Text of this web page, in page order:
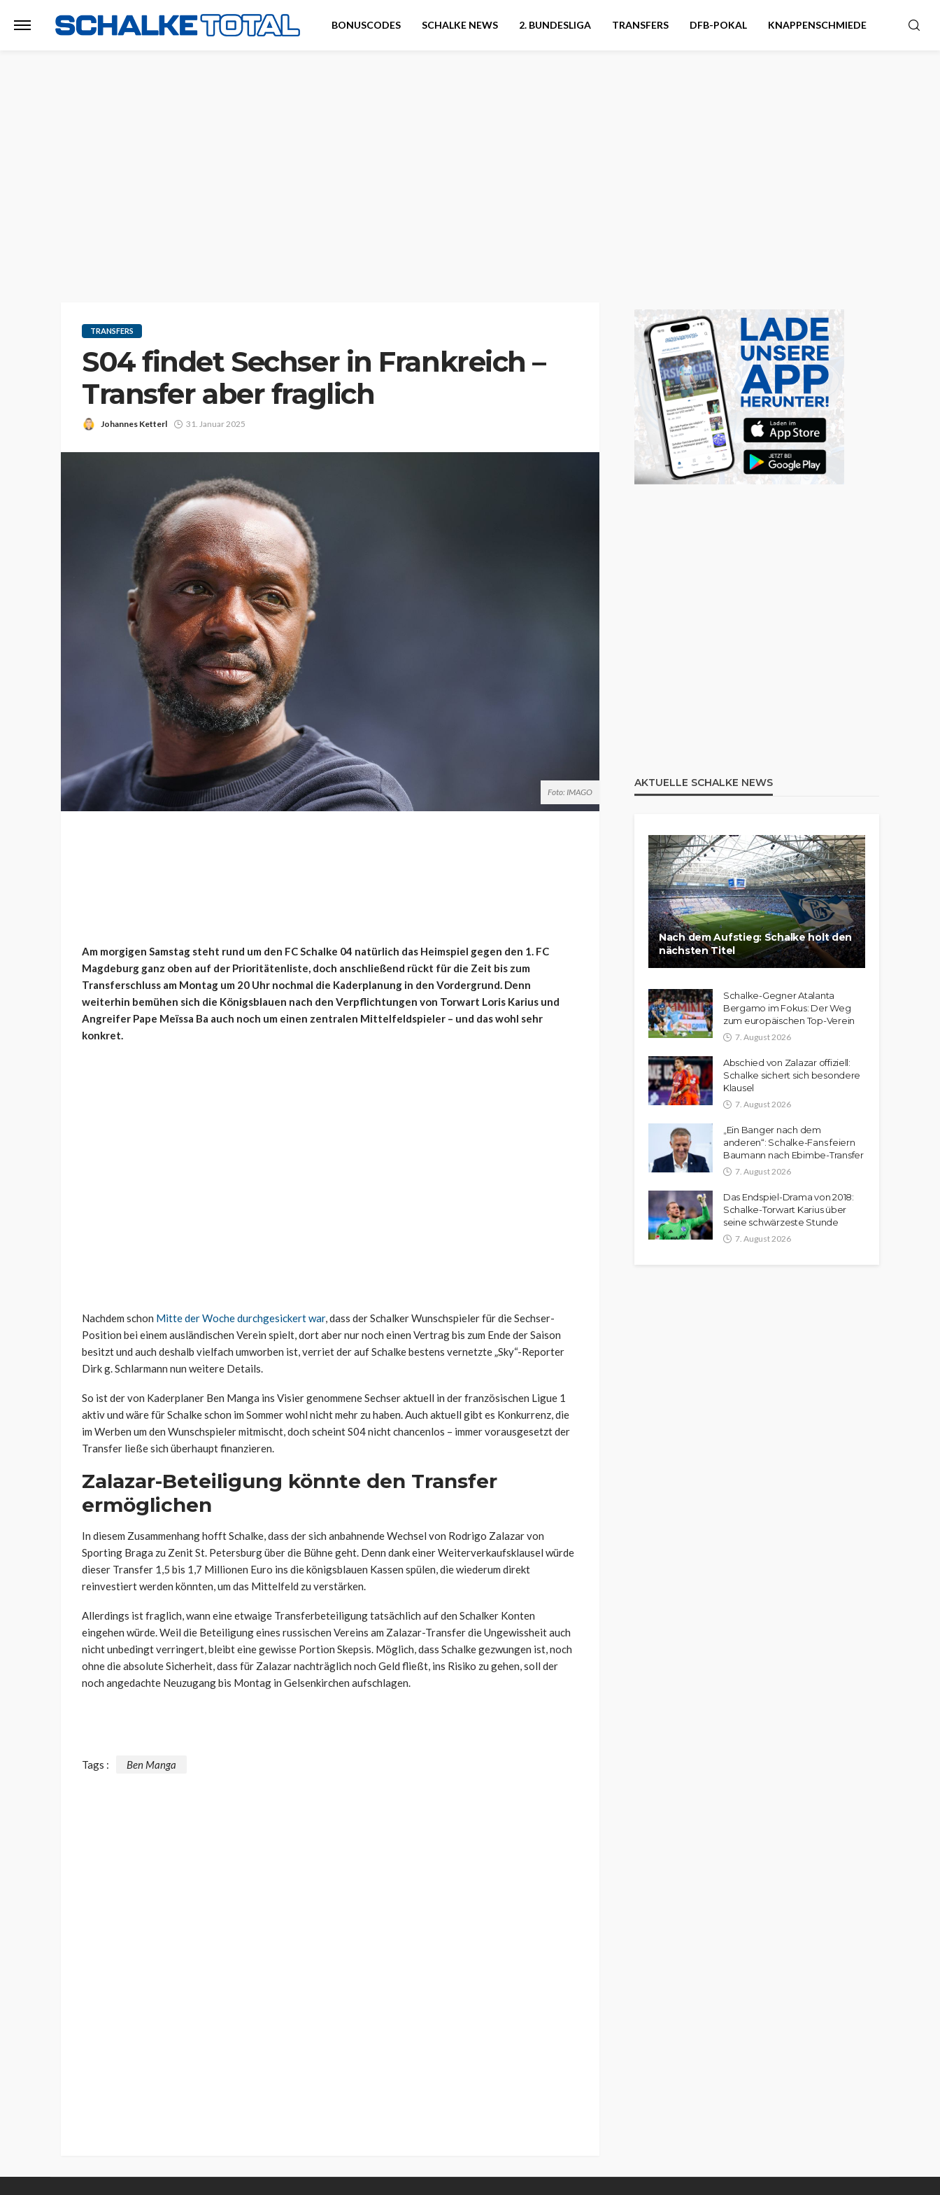
BONUSCODES SCHALKE NEWS 2. BUNDESLIGA TRANSFERS DFB-POKAL KNAPPENSCHMIEDE
TRANSFERS
S04 findet Sechser in Frankreich –
Transfer aber fraglich
Johannes Ketterl 31. Januar 2025
Foto: IMAGO
Am morgigen Samstag steht rund um den FC Schalke 04 natürlich das Heimspiel gegen den 1. FC
Magdeburg ganz oben auf der Prioritätenliste, doch anschließend rückt für die Zeit bis zum
Transferschluss am Montag um 20 Uhr nochmal die Kaderplanung in den Vordergrund. Denn
weiterhin bemühen sich die Königsblauen nach den Verpflichtungen von Torwart Loris Karius und
Angreifer Pape Meïssa Ba auch noch um einen zentralen Mittelfeldspieler – und das wohl sehr
konkret.
Nachdem schon Mitte der Woche durchgesickert war, dass der Schalker Wunschspieler für die Sechser-
Position bei einem ausländischen Verein spielt, dort aber nur noch einen Vertrag bis zum Ende der Saison
besitzt und auch deshalb vielfach umworben ist, verriet der auf Schalke bestens vernetzte „Sky“-Reporter
Dirk g. Schlarmann nun weitere Details.
So ist der von Kaderplaner Ben Manga ins Visier genommene Sechser aktuell in der französischen Ligue 1
aktiv und wäre für Schalke schon im Sommer wohl nicht mehr zu haben. Auch aktuell gibt es Konkurrenz, die
im Werben um den Wunschspieler mitmischt, doch scheint S04 nicht chancenlos – immer vorausgesetzt der
Transfer ließe sich überhaupt finanzieren.
Zalazar-Beteiligung könnte den Transfer
ermöglichen
In diesem Zusammenhang hofft Schalke, dass der sich anbahnende Wechsel von Rodrigo Zalazar von
Sporting Braga zu Zenit St. Petersburg über die Bühne geht. Denn dank einer Weiterverkaufsklausel würde
dieser Transfer 1,5 bis 1,7 Millionen Euro ins die königsblauen Kassen spülen, die wiederum direkt
reinvestiert werden könnten, um das Mittelfeld zu verstärken.
Allerdings ist fraglich, wann eine etwaige Transferbeteiligung tatsächlich auf den Schalker Konten
eingehen würde. Weil die Beteiligung eines russischen Vereins am Zalazar-Transfer die Ungewissheit auch
nicht unbedingt verringert, bleibt eine gewisse Portion Skepsis. Möglich, dass Schalke gezwungen ist, noch
ohne die absolute Sicherheit, dass für Zalazar nachträglich noch Geld fließt, ins Risiko zu gehen, soll der
noch angedachte Neuzugang bis Montag in Gelsenkirchen aufschlagen.
Tags : Ben Manga
AKTUELLE SCHALKE NEWS
Nach dem Aufstieg: Schalke holt den
nächsten Titel
Schalke-Gegner Atalanta
Bergamo im Fokus: Der Weg
zum europäischen Top-Verein
7. August 2026
Abschied von Zalazar offiziell:
Schalke sichert sich besondere
Klausel
7. August 2026
„Ein Banger nach dem
anderen“: Schalke-Fans feiern
Baumann nach Ebimbe-Transfer
7. August 2026
Das Endspiel-Drama von 2018:
Schalke-Torwart Karius über
seine schwärzeste Stunde
7. August 2026